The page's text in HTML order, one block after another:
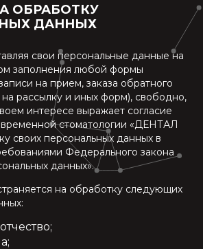
ОБРАБОТКУ
ДАННЫХ
свои персональные данные на
заполнения любой формы
на прием, заказа обратного
рассылку и иных форм), свободно,
интересе выражает согласие
стоматологии «ДЕНТАЛ
своих персональных данных в
Федерального закона
данных».
на обработку следующих